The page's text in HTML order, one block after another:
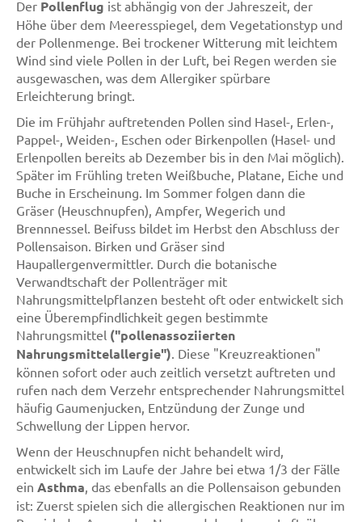
Der Pollenflug ist abhängig von der Jahreszeit, der
Höhe über dem Meeresspiegel, dem Vegetationstyp und
der Pollenmenge. Bei trockener Witterung mit leichtem
Wind sind viele Pollen in der Luft, bei Regen werden sie
ausgewaschen, was dem Allergiker spürbare
Erleichterung bringt.
Die im Frühjahr auftretenden Pollen sind Hasel-, Erlen-,
Pappel-, Weiden-, Eschen oder Birkenpollen (Hasel- und
Erlenpollen bereits ab Dezember bis in den Mai möglich).
Später im Frühling treten Weißbuche, Platane, Eiche und
Buche in Erscheinung. Im Sommer folgen dann die
Gräser (Heuschnupfen), Ampfer, Wegerich und
Brennnessel. Beifuss bildet im Herbst den Abschluss der
Pollensaison. Birken und Gräser sind
Haupallergenvermittler. Durch die botanische
Verwandtschaft der Pollenträger mit
Nahrungsmittelpflanzen besteht oft oder entwickelt sich
eine Überempfindlichkeit gegen bestimmte
Nahrungsmittel ("pollenassoziierten
Nahrungsmittelallergie"). Diese "Kreuzreaktionen"
können sofort oder auch zeitlich versetzt auftreten und
rufen nach dem Verzehr entsprechender Nahrungsmittel
häufig Gaumenjucken, Entzündung der Zunge und
Schwellung der Lippen hervor.
Wenn der Heuschnupfen nicht behandelt wird,
entwickelt sich im Laufe der Jahre bei etwa 1/3 der Fälle
ein Asthma, das ebenfalls an die Pollensaison gebunden
ist: Zuerst spielen sich die allergischen Reaktionen nur im